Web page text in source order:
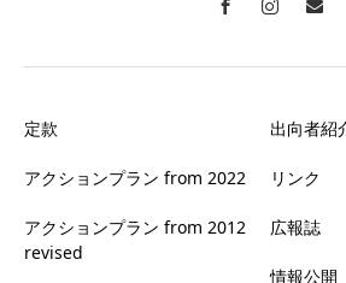
定款
アクションプラン from 2022
アクションプラン from 2012
revised
出向者紹
リンク
広報誌
情報公開